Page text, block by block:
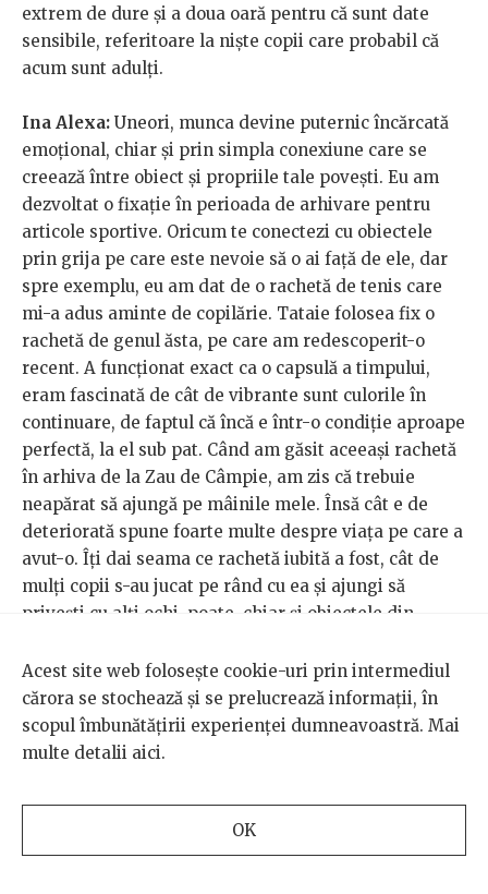
extrem de dure și a doua oară pentru că sunt date
sensibile, referitoare la niște copii care probabil că
acum sunt adulți.
Ina Alexa: Uneori, munca devine puternic încărcată
emoțional, chiar și prin simpla conexiune care se
creează între obiect și propriile tale povești. Eu am
dezvoltat o fixație în perioada de arhivare pentru
articole sportive. Oricum te conectezi cu obiectele
prin grija pe care este nevoie să o ai față de ele, dar
spre exemplu, eu am dat de o rachetă de tenis care
mi-a adus aminte de copilărie. Tataie folosea fix o
rachetă de genul ăsta, pe care am redescoperit-o
recent. A funcționat exact ca o capsulă a timpului,
eram fascinată de cât de vibrante sunt culorile în
continuare, de faptul că încă e într-o condiție aproape
perfectă, la el sub pat. Când am găsit aceeași rachetă
în arhiva de la Zau de Câmpie, am zis că trebuie
neapărat să ajungă pe mâinile mele. Însă cât e de
deteriorată spune foarte multe despre viața pe care a
avut-o. Îți dai seama ce rachetă iubită a fost, cât de
mulți copii s-au jucat pe rând cu ea și ajungi să
privești cu alți ochi, poate, chiar și obiectele din
Iris Șerban:Ca să ilustrăm sistemul de lucru cu un
obiect din muzeu, am adus racheta de care zice Ina.
Procesul este să iei obiectul respectiv și să-l întorci pe
Asta am făcut cu fiecare obiect în parte, pe care
încercăm să nu-l curățăm, ci doar să-l igienizăm, ca să
păstrăm cât mai mult din felul în care arăta atunci
Acest site web folosește cookie-uri prin intermediul
cărora se stochează și se prelucrează informații, în
scopul îmbunătățirii experienței dumneavoastră. Mai
multe detalii aici.
OK